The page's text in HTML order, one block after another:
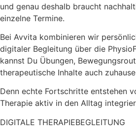
und genau deshalb braucht
einzelne Termine.
Bei Avvita kombinieren wir
digitaler Begleitung über die
kannst Du Übungen,
therapeutische Inhalte auch
Denn echte Fortschritte entstehen
Therapie aktiv in den Alltag
DIGITALE THERAPIEBEGLEITUNG